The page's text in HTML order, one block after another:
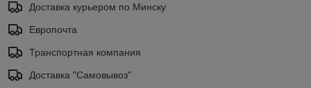
Доставка курьером по Минску
Европочта
Транспортная компания
Доставка "Самовывоз"